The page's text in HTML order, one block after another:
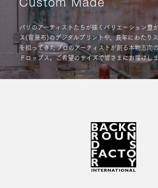
Custom Made
パリのアーティストたちが描くバリエーション豊
ス(背景布)のデジタルプリントや、長年にわたり
を担ってきたプロのアーティストが創る本物志向
ドロップス。ご希望のサイズで皆さまにお届けし